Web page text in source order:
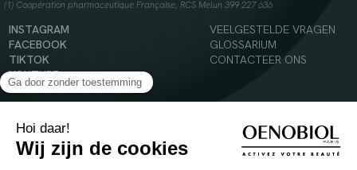
(1) Coopération pharmaceutique Française, RCS Melun 399 227 636
INSTAGRAM
FACEBOOK
TIKTOK
YOUTUBE
VEELGESTELDE VRAGEN
GLOSSARIUM
CONTACTEER ONS
© 2024 Oenobiol Paris